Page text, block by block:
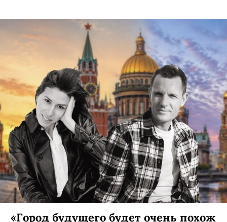
«Город будущего будет очень похож